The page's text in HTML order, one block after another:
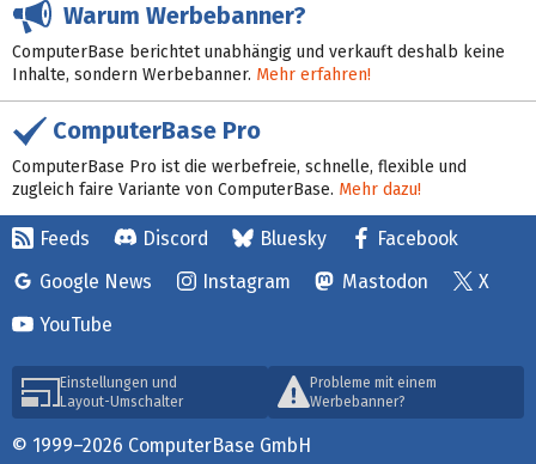
Warum Werbebanner?
ComputerBase berichtet unabhängig und verkauft deshalb keine
Inhalte, sondern Werbebanner. Mehr erfahren!
ComputerBase Pro
ComputerBase Pro ist die werbefreie, schnelle, flexible und
zugleich faire Variante von ComputerBase. Mehr dazu!
Feeds Discord Bluesky
Facebook
Google News
Instagram Mastodon
X
YouTube
Einstellungen und
Layout-Umschalter
Probleme mit einem
Werbebanner?
© 1999–2026 ComputerBase GmbH